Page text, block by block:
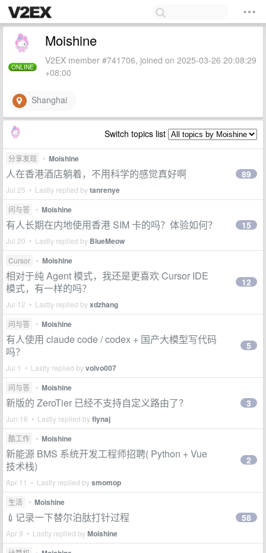
ONLINE
Moishine
V2EX member #741706, joined on 2025-03-26 20:08:29
+08:00
Shanghai
Switch topics list
分享发现 • Moishine
人在香港酒店躺着，不用科学的感觉真好啊
Jul 25 • Lastly replied bytanrenye
89
问与答 • Moishine
有人长期在内地使用香港 SIM 卡的吗？体验如何？
Jul 20 • Lastly replied by BlueMeow
15
Cursor • Moishine
相对于纯 Agent 模式，我还是更喜欢 Cursor IDE
模式，有一样的吗？
Jul 12 • Lastly replied byxdzhang
12
问与答 • Moishine
有人使用 claude code / codex + 国产大模型写代码
吗？
Jul 1 • Lastly replied byvolvo007
5
问与答 • Moishine
新版的 ZeroTier 已经不支持自定义路由了？
Jun 16 • Lastly replied byflynaj
3
酷工作 • Moishine
新能源 BMS 系统开发工程师招聘( Python + Vue
技术栈)
Apr 11 • Lastly replied bysmomop
2
生活 • Moishine
💉记录一下替尔泊肽打针过程
Apr 9 • Lastly replied byMoishine
58